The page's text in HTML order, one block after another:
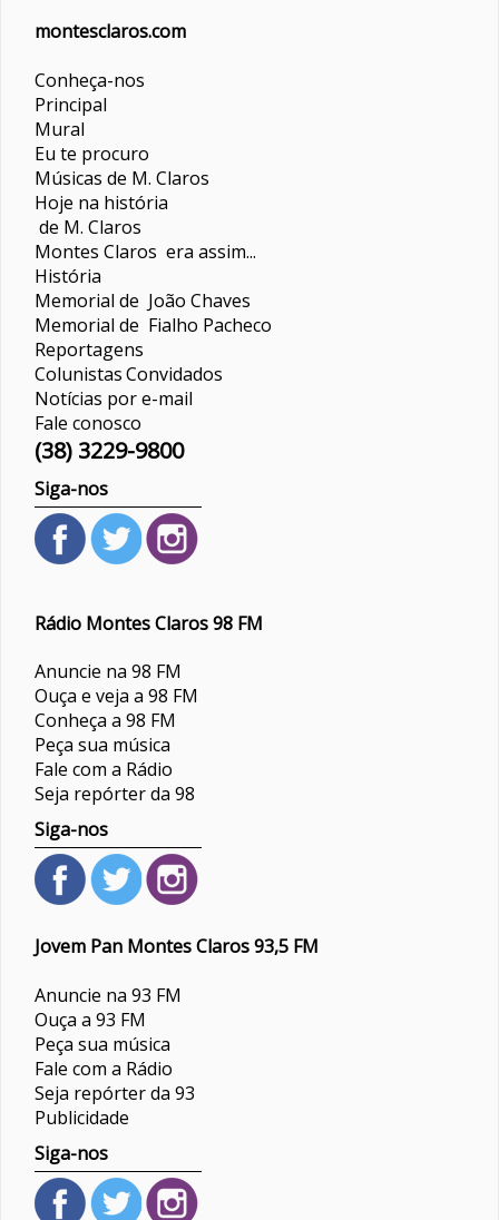
montesclaros.com
Conheça-nos
Principal
Mural
Eu te procuro
Músicas de M. Claros
Hoje na história
de M. Claros
Montes Claros era assim...
História
Memorial de João Chaves
Memorial de Fialho Pacheco
Reportagens
ColunistasConvidados
Notícias por e-mail
Fale conosco
(38) 3229-9800
Siga-nos
Rádio Montes Claros 98 FM
Anuncie na 98 FM
Ouça e veja a 98 FM
Conheça a 98 FM
Peça sua música
Fale com a Rádio
Seja repórter da 98
Siga-nos
Jovem Pan Montes Claros 93,5 FM
Anuncie na 93 FM
Ouça a 93 FM
Peça sua música
Fale com a Rádio
Seja repórter da 93
Publicidade
Siga-nos